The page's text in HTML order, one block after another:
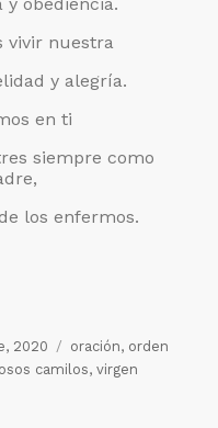
vivir nuestra
y alegría.
en ti
siempre como
los enfermos.
2020 Etiquetas
oración, orden
camilos,virgen